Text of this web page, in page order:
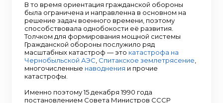
В то время ориентация гражданской обороны
была ограничена и направленна в основном на
решение задач военного времени, поэтому
способствовала однобокости её развития.
Толчком для формирования мощной системы
Гражданской обороны послужило ряд
масштабных катастроф — это катастрофа на
Чернобыльской АЭС Спитакское землетрясение
многочисленные наводнения и прочие
катастрофы.
Именно поэтому 15 декабря 1990 года
постановлением Совета Министров СССР